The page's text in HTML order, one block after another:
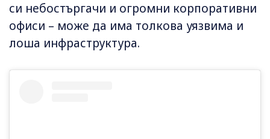
си небостъргачи и огромни корпоративни
офиси – може да има толкова уязвима и
лоша инфраструктура.